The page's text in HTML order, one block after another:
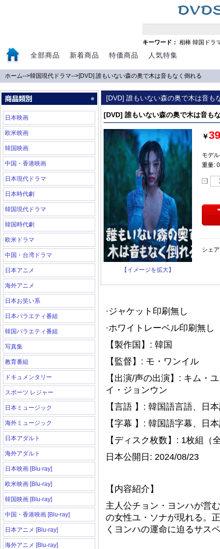
キーワード： 相棒 韓国ドラ
全部商品 新着商品 特価商品 人気特集
ホーム-->韓国現代ドラマ-->[DVD] 誰もいない森の奥で木は音もなく倒れる
日本映画
欧米映画
韓国映画
中国・香港映画
日本現代ドラマ
日本時代劇
韓国現代ドラマ
韓国時代劇
欧米ドラマ
中国・台湾ドラマ
日本アニメ
海外アニメ
日本お笑い系
日本バラエティ番組
韓国バラエティ番組
写真集
教育番組
ドキュメンタリー
スポーツ レジャー
日本ミュージック
海外ミュージック
日本アダルト
海外アダルト
日本映画 [Blu-ray]
欧米映画 [Blu-ray]
韓国映画 [Blu-ray]
中国・香港映画 [Blu-ray]
日本アニメ [Blu-ray]
海外アニメ [Blu-ray]
[DVD] 誰もいない森の奥で木は音も
[DVD] 誰もいない森の奥で木は音も
【イメージを拡大】
￥
モデ
重量:
シェ
·ジャケット印刷無し
·ホワイトレーベル印刷無
【製作国】: 韓国
【監督】: モ・ワンイル
【出演/声の出演】: キム・
イ・ジョンウン
【言語 】: 韓国語言語、日
【字幕 】: 韓国語字幕、日
【ディスク枚数】: 1枚組（
日本公開日: 2024/08/23
【内容紹介】
主人公チョン・ヨンハが営
の女性ユ・ソナが現れる。
くヨンハの運命に迫るサス